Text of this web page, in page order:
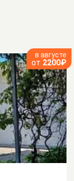
в августе
от 2200₽